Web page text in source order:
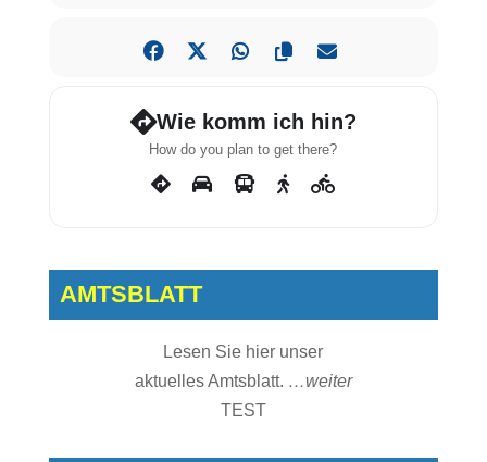
Wie komm ich hin?
How do you plan to get there?
AMTSBLATT
Lesen Sie hier unser
aktuelles Amtsblatt. …weiter
TEST